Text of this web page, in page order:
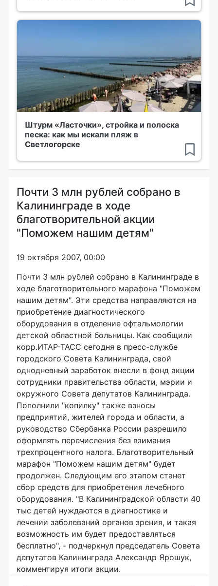
Штурм «Ласточки», стройка и полоска
песка: как мы искали пляж в
Светлогорске
Почти 3 млн рублей собрано в
Калининграде в ходе
благотворительной акции
"Поможем нашим детям"
19 октября 2007, 00:00
Почти 3 млн рублей собрано в Калининграде в
ходе благотворительного марафона "Поможем
нашим детям". Эти средства направляются на
приобретение диагностического
оборудования в отделение офтальмологии
детской областной больницы. Как сообщили
корр.ИТАР-ТАСС сегодня в пресс-службе
городского Совета Калининграда, свой
однодневный заработок внесли в фонд акции
сотрудники правительства области, мэрии и
окружного Совета депутатов Калининграда.
Пополнили "копилку" также взносы
предприятий, жителей города и области, а
руководство Сбербанка России разрешило
оформлять перечисления без взимания
трехпроцентного налога. Благотворительный
марафон "Поможем нашим детям" будет
продолжен. Следующим его этапом станет
сбор средств для приобретения лечебного
оборудования. "В Калининградской области 40
тыс детей нуждаются в диагностике и
лечении заболеваний органов зрения, и такая
возможность им будет предоставляться
бесплатно", - подчеркнул председатель Совета
депутатов Калининграда Александр Ярошук,
комментируя итоги акции.